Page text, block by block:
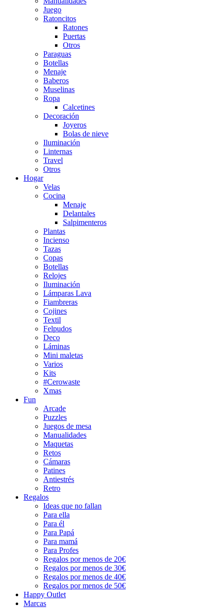
Juego
Ratoncitos
Ratones
Puertas
Otros
Paraguas
Botellas
Menaje
Baberos
Muselinas
Ropa
Calcetines
Decoración
Joyeros
Bolas de nieve
Iluminación
Linternas
Travel
Otros
Hogar
Velas
Cocina
Menaje
Delantales
Salpimenteros
Plantas
Incienso
Tazas
Copas
Botellas
Relojes
Iluminación
Lámparas Lava
Fiambreras
Cojines
Textil
Felpudos
Deco
Láminas
Mini maletas
Varios
Kits
#Cerowaste
Xmas
Fun
Arcade
Puzzles
Juegos de mesa
Manualidades
Maquetas
Retos
Cámaras
Patines
Antiestrés
Retro
Regalos
Ideas que no fallan
Para ella
Para él
Para Papá
Para mamá
Para Profes
Regalos por menos de 20€
Regalos por menos de 30€
Regalos por menos de 40€
Regalos por menos de 50€
Happy Outlet
Marcas